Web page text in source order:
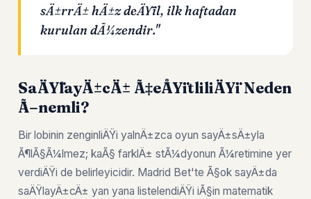
sÄ±rrÄ± hÄ±z deÄŸil, ilk haftadan
kurulan dÃ¼zendir."
SaÄŸlayÄ±cÄ± Ã‡eÅŸitliliÄŸi Neden
Ã–nemli?
Bir lobinin zenginliÄŸi yalnÄ±zca oyun sayÄ±sÄ±yla
Ã¶lÃ§Ã¼lmez; kaÃ§ farklÄ± stÃ¼dyonun Ã¼retimine yer
verdiÄŸi de belirleyicidir. Madrid Bet'te Ã§ok sayÄ±da
saÄŸlayÄ±cÄ± yan yana listelendiÄŸi iÃ§in matematik